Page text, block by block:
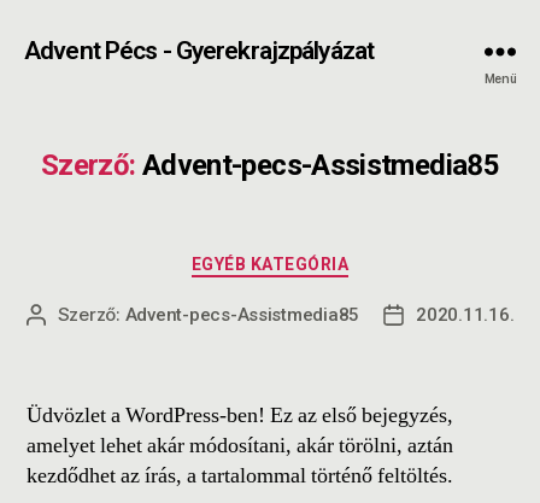
Advent Pécs - Gyerekrajzpályázat
Menü
Szerző: Advent-pecs-Assistmedia85
EGYÉB KATEGÓRIA
Szerző: Advent-pecs-Assistmedia85 2020.11.16.
Üdvözlet a WordPress-ben! Ez az első bejegyzés,
amelyet lehet akár módosítani, akár törölni, aztán
kezdődhet az írás, a tartalommal történő feltöltés.